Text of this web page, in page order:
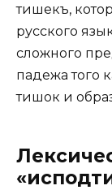
тишекъ,
русского
сложного
падежа того
тишок и